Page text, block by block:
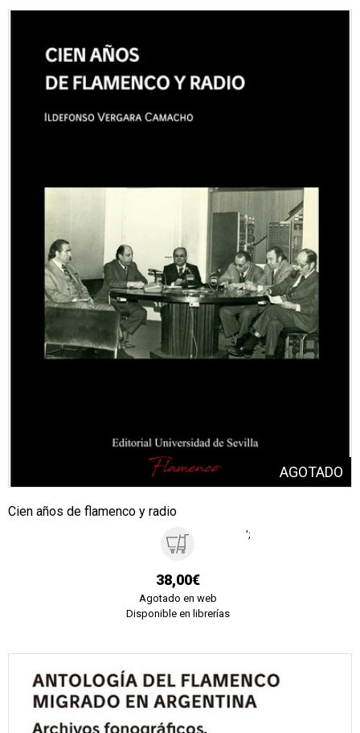
Cien años de flamenco y radio
38,00€
Agotado en web
Disponible en librerías
';